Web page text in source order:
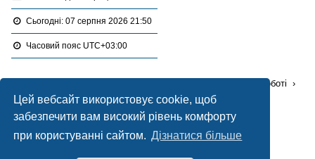
Цей вебсайт використовує cookie, щоб
забезпечити вам високий рівень комфорту
при користуванні сайтом. Дізнатися більше
Сьогодні: 07 серпня 2026 21:50
Часовий пояс UTC+03:00
Проблемні питання в роботі
Інвентаризація земель
Працює наphpBB® Forum Software © phpBB Limited